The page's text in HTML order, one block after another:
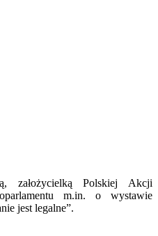
założycielką Polskiej Akcji
m.in. o wystawie
jest legalne”.